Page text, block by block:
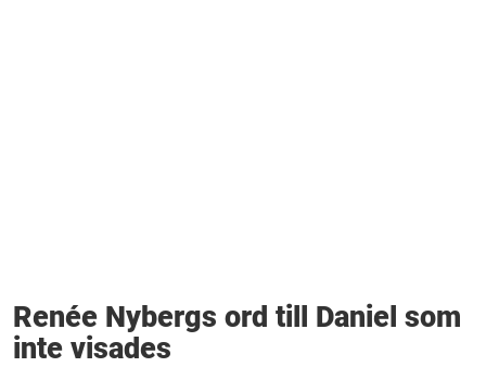
Renée Nybergs ord till Daniel som
inte visades